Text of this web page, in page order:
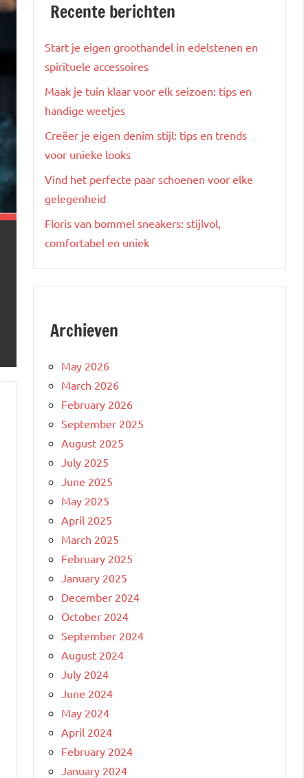
Recente berichten
Start je eigen groothandel in edelstenen en
spirituele accessoires
Maak je tuin klaar voor elk seizoen: tips en
handige weetjes
Creëer je eigen denim stijl: tips en trends
voor unieke looks
Vind het perfecte paar schoenen voor elke
gelegenheid
Floris van bommel sneakers: stijlvol,
comfortabel en uniek
Archieven
May 2026
March 2026
February 2026
September 2025
August 2025
July 2025
June 2025
May 2025
April 2025
March 2025
February 2025
January 2025
December 2024
October 2024
September 2024
August 2024
July 2024
June 2024
May 2024
April 2024
February 2024
January 2024